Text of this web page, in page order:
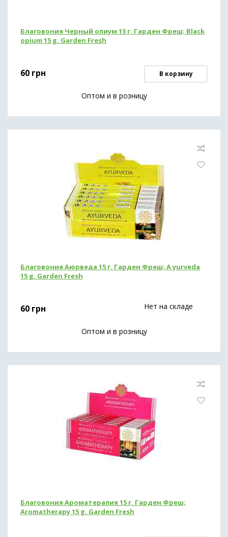
Благовония Черный опиум 15 г, Гарден Фреш; Black
opium 15 g, Garden Fresh
60 грн В корзину
Оптом и в розницу
Благовония Аюрведа 15 г, Гарден Фреш; A yurveda
15 g, Garden Fresh
60 грн Нет на складе
Оптом и в розницу
Благовония Ароматерапия 15 г, Гарден Фреш;
Aromatherapy 15 g, Garden Fresh